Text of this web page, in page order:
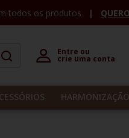
todos os produtos
Entre ou
crie uma conta
HARMONIZAÇÃO